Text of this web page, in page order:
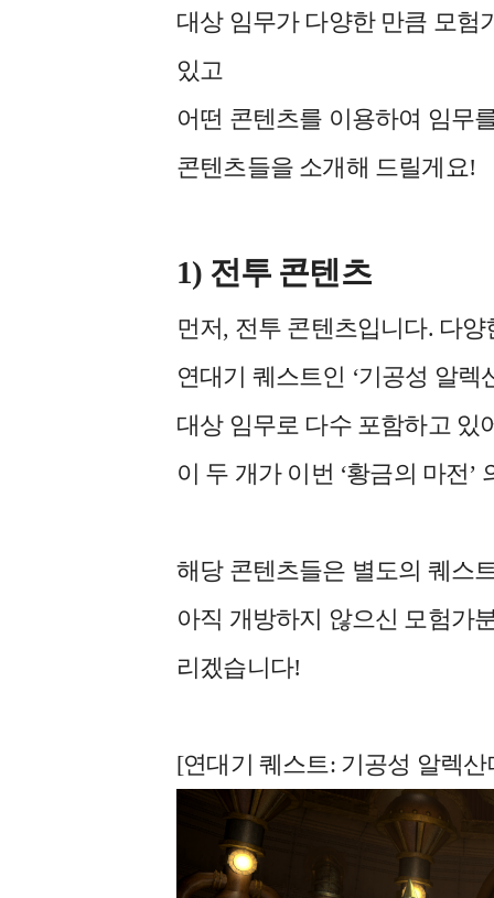
대상 임무가 다양한 만큼 모험
있고
어떤 콘텐츠를 이용하여 임무
콘텐츠들을 소개해 드릴게요!
1) 전투 콘텐츠
먼저, 전투 콘텐츠입니다. 다
연대기 퀘스트인 ‘기공성 알렉
대상 임무로 다수 포함하고 있
이 두 개가 이번 ‘황금의 마전’
해당 콘텐츠들은 별도의 퀘스
아직 개방하지 않으신 모험가
리겠습니다!
[연대기 퀘스트: 기공성 알렉산